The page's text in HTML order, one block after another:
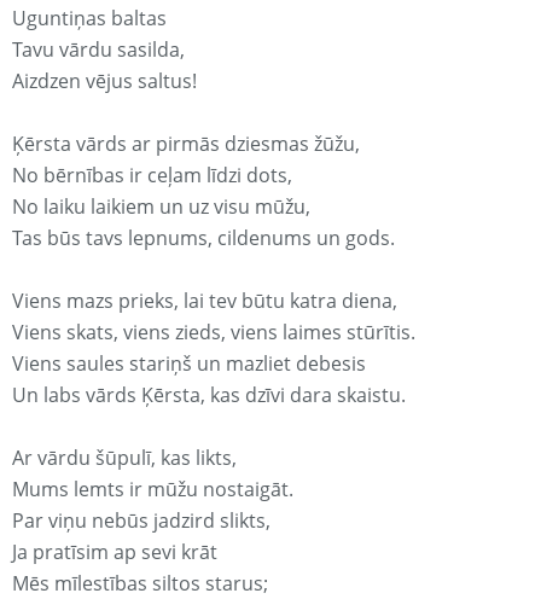
Uguntiņas baltas
Tavu vārdu sasilda,
Aizdzen vējus saltus!
Ķērsta vārds ar pirmās dziesmas žūžu,
No bērnības ir ceļam līdzi dots,
No laiku laikiem un uz visu mūžu,
Tas būs tavs lepnums, cildenums un gods.
Viens mazs prieks, lai tev būtu katra diena,
Viens skats, viens zieds, viens laimes stūrītis.
Viens saules stariņš un mazliet debesis
Un labs vārds Ķērsta, kas dzīvi dara skaistu.
Ar vārdu šūpulī, kas likts,
Mums lemts ir mūžu nostaigāt.
Par viņu nebūs jadzird slikts,
Ja pratīsim ap sevi krāt
Mēs mīlestības siltos starus;